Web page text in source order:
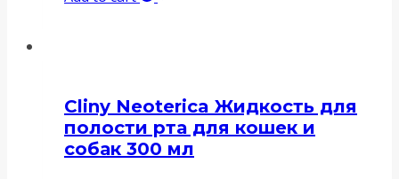
Cliny Neoterica Жидкость для
полости рта для кошек и
собак 300 мл